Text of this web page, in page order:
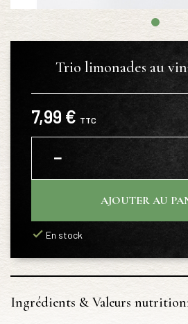
Trio limonades au
7,99 € TTC
−
AJOUTER AU
En stock
Ingrédients & Valeurs